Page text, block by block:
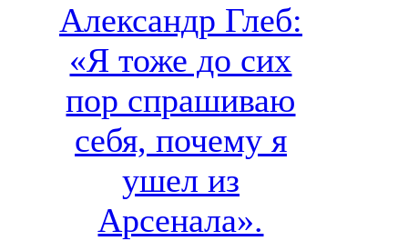
Александр Глеб:
«Я тоже до сих
пор спрашиваю
себя, почему я
ушел из
Арсенала».